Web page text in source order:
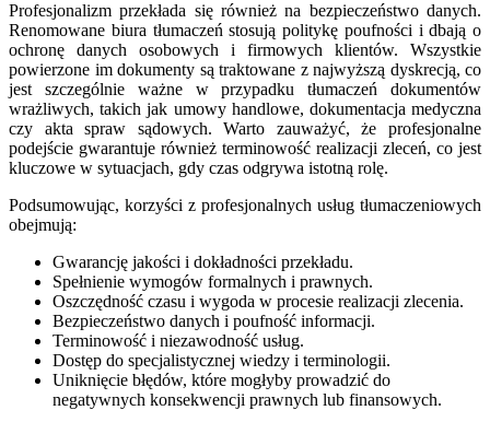
Profesjonalizm przekłada się również na bezpieczeństwo danych.
Renomowane biura tłumaczeń stosują politykę poufności i dbają o
ochronę danych osobowych i firmowych klientów. Wszystkie
powierzone im dokumenty są traktowane z najwyższą dyskrecją, co
jest szczególnie ważne w przypadku tłumaczeń dokumentów
wrażliwych, takich jak umowy handlowe, dokumentacja medyczna
czy akta spraw sądowych. Warto zauważyć, że profesjonalne
podejście gwarantuje również terminowość realizacji zleceń, co jest
kluczowe w sytuacjach, gdy czas odgrywa istotną rolę.
Podsumowując, korzyści z profesjonalnych usług tłumaczeniowych
obejmują:
Gwarancję jakości i dokładności przekładu.
Spełnienie wymogów formalnych i prawnych.
Oszczędność czasu i wygoda w procesie realizacji zlecenia.
Bezpieczeństwo danych i poufność informacji.
Terminowość i niezawodność usług.
Dostęp do specjalistycznej wiedzy i terminologii.
Uniknięcie błędów, które mogłyby prowadzić do
negatywnych konsekwencji prawnych lub finansowych.